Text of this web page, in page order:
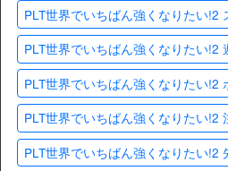
PLT世界でいちばん強くなりたい!2
PLT世界でいちばん強くなりたい!2
PLT世界でいちばん強くなりたい!2